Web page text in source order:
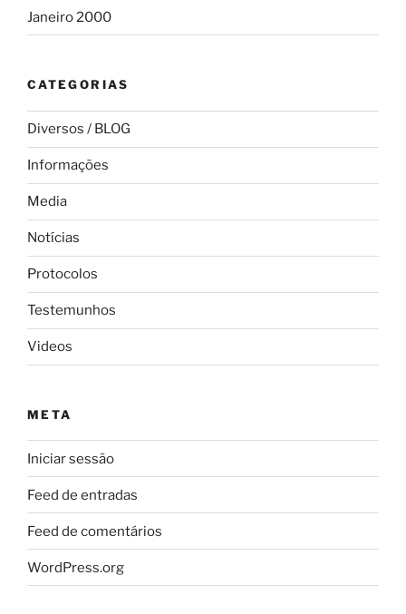
Janeiro 2000
CATEGORIAS
Diversos / BLOG
Informações
Media
Notícias
Protocolos
Testemunhos
Videos
META
Iniciar sessão
Feed de entradas
Feed de comentários
WordPress.org